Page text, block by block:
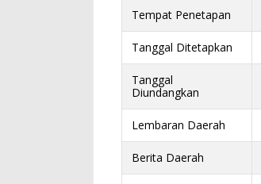
Tempat Penetapan
Tanggal Ditetapkan
Tanggal
Diundangkan
Lembaran Daerah
Berita Daerah